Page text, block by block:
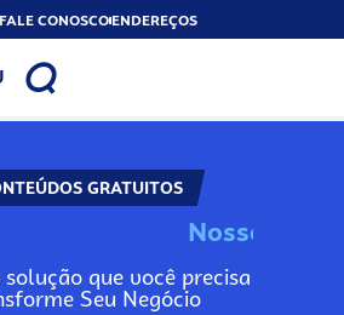
CONOSCOENDEREÇOS
GRATUITOS
Nosso
que você precisa
Seu Negócio